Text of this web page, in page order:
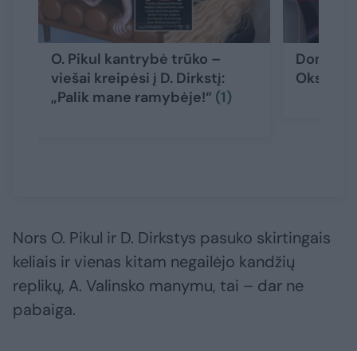
O. Pikul kantrybė trūko –
viešai kreipėsi į D. Dirkstį:
„Palik mane ramybėje!“ (1)
Nors O. Pikul ir D. Dirkstys pasuko skirtingais
keliais ir vienas kitam negailėjo kandžių
replikų, A. Valinsko manymu, tai – dar ne
pabaiga.